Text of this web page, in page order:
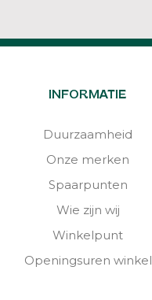
INFORMATIE
Duurzaamheid
Onze merken
Spaarpunten
Wie zijn wij
Winkelpunt
Openingsuren winkel